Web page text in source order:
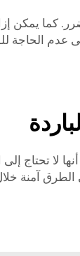
كما يمكن
عدم الحاجة
لا تحتاج إلى
الطرق آمنة